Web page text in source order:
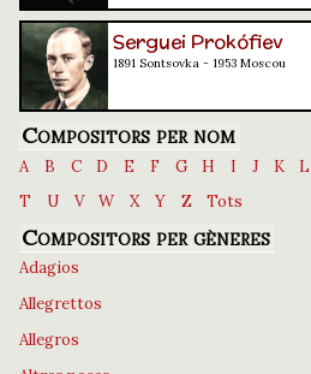
Serguei Prokófiev
1891 Sontsovka - 1953 Moscou
Compositors per nom
A B C D E F G H I J K L
T
U V W X Y Z Tots
Compositors per gèneres
Adagios
Allegrettos
Allegros